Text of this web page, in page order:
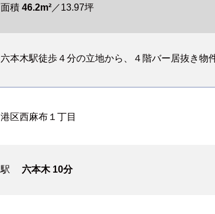
面積 46.2m²／13.97坪
六本木駅徒歩４分の立地から、４階バー居抜き物
港区西麻布１丁目
駅 六本木 10分